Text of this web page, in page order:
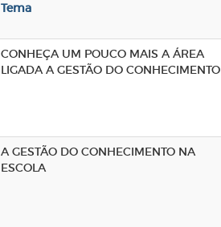
Tema
CONHEÇA UM POUCO MAIS A ÁREA
LIGADA A GESTÃO DO CONHECIMENTO
A GESTÃO DO CONHECIMENTO NA
ESCOLA